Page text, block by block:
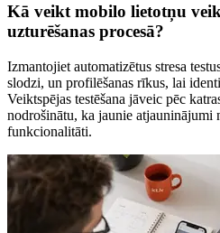
Kā veikt mobilo lietotņu
uzturēšanas procesā?
Izmantojiet automatizētus stresa
slodzi, un profilēšanas rīkus, lai
Veiktspējas testēšana jāveic pēc
nodrošinātu, ka jaunie atjauninājumi
funkcionalitāti.